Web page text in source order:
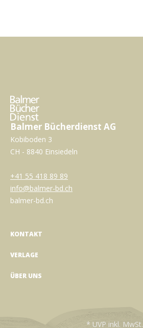
Balmer Bücherdienst AG
Kobiboden 3
CH - 8840 Einsiedeln
+41 55 418 89 89
info@balmer-bd.ch
balmer-bd.ch
KONTAKT
VERLAGE
ÜBER UNS
* UVP inkl. MwSt.